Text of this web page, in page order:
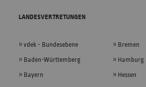
LANDESVERTRETUNGEN
vdek - Bundesebene
Baden-Württemberg
Bayern
Bremen
Hamburg
Hessen